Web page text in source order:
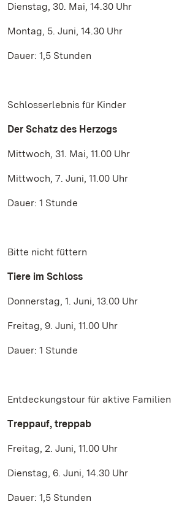
Dienstag, 30. Mai, 14.30 Uhr
Montag, 5. Juni, 14.30 Uhr
Dauer: 1,5 Stunden
Schlosserlebnis für Kinder
Der Schatz des Herzogs
Mittwoch, 31. Mai, 11.00 Uhr
Mittwoch, 7. Juni, 11.00 Uhr
Dauer: 1 Stunde
Bitte nicht füttern
Tiere im Schloss
Donnerstag, 1. Juni, 13.00 Uhr
Freitag, 9. Juni, 11.00 Uhr
Dauer: 1 Stunde
Entdeckungstour für aktive Familien
Treppauf, treppab
Freitag, 2. Juni, 11.00 Uhr
Dienstag, 6. Juni, 14.30 Uhr
Dauer: 1,5 Stunden